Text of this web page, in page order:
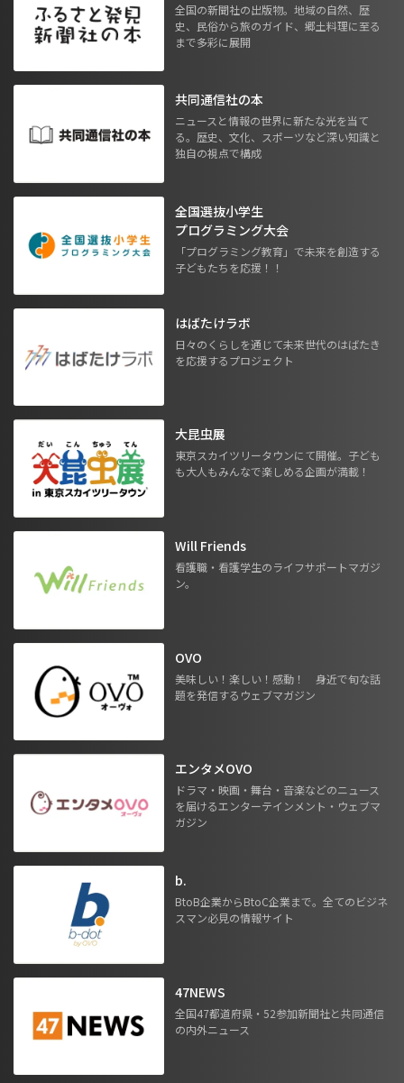
全国の新聞社の出版物。地域の自然、歴
史、民俗から旅のガイド、郷土料理に至る
まで多彩に展開
共同通信社の本
ニュースと情報の世界に新たな光を当て
る。歴史、文化、スポーツなど深い知識と
独自の視点で構成
全国選抜小学生
プログラミング大会
「プログラミング教育」で未来を創造する
子どもたちを応援！！
はばたけラボ
日々のくらしを通じて未来世代のはばたき
を応援するプロジェクト
大昆虫展
東京スカイツリータウンにて開催。子ども
も大人もみんなで楽しめる企画が満載！
Will Friends
看護職・看護学生のライフサポートマガジ
ン。
OVO
美味しい！楽しい！感動！ 身近で旬な話
題を発信するウェブマガジン
エンタメOVO
ドラマ・映画・舞台・音楽などのニュース
を届けるエンターテインメント・ウェブマ
ガジン
b.
BtoB企業からBtoC企業まで。全てのビジネ
スマン必見の情報サイト
47NEWS
全国47都道府県・52参加新聞社と共同通信
の内外ニュース